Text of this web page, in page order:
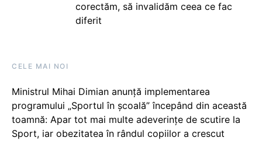
corectăm, să invalidăm ceea ce fac
diferit
CELE MAI NOI
Ministrul Mihai Dimian anunță implementarea
programului „Sportul în școală” începând din această
toamnă: Apar tot mai multe adeverințe de scutire la
Sport, iar obezitatea în rândul copiilor a crescut